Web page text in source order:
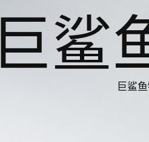
巨鲨
巨鲨